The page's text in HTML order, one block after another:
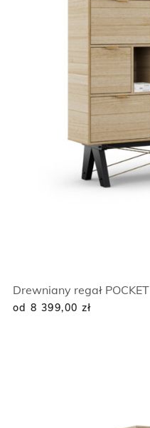
Drewniany regał POCKET
od 8 399,00 zł